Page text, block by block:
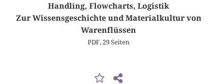
Handling, Flowcharts, Logistik
Zur Wissensgeschichte und Materialkultur von
Warenflüssen
PDF, 29 Seiten